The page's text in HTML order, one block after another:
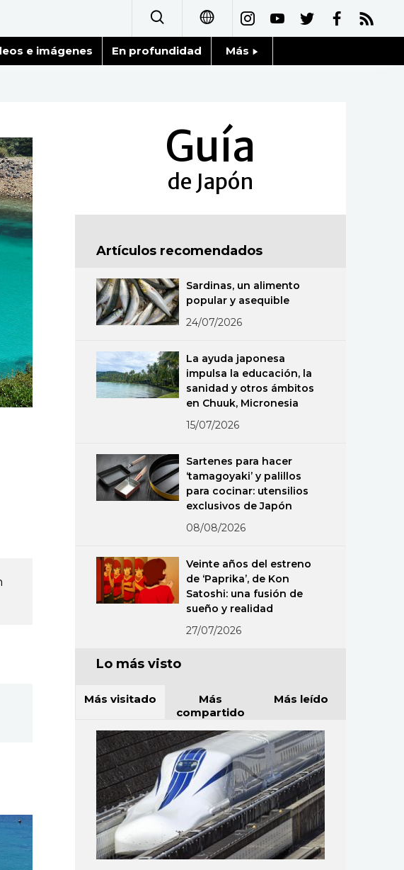
日本語
简体字
繁體字
Français
e imágenes En profundidad Más
Fragmentos de Japón
Gente
Avisos
Guía
de Japón
Artículos recomendados
Sardinas, un alimento
popular y asequible
24/07/2026
La ayuda japonesa
impulsa la educación, la
sanidad y otros ámbitos
en Chuuk, Micronesia
15/07/2026
Sartenes para hacer
‘tamagoyaki’ y palillos
para cocinar: utensilios
exclusivos de Japón
08/08/2026
Veinte años del estreno
de ‘Paprika’, de Kon
Satoshi: una fusión de
sueño y realidad
27/07/2026
Lo más visto
Más visitado
Más
compartido
Más leído